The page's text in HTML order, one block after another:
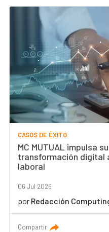
CASOS DE ÉXITO
MC MUTUAL impulsa
transformación digital
laboral
06 Jul 2026
por Redacción
Compartir